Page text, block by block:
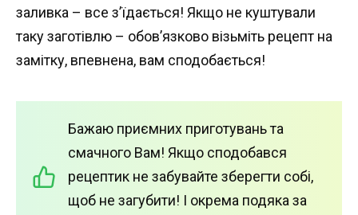
заливка – все з’їдається! Якщо не куштували
таку заготівлю – обов’язково візьміть рецепт на
замітку, впевнена, вам сподобається!
Бажаю приємних приготувань та
смачного Вам! Якщо сподобався
рецептик не забувайте зберегти собі,
щоб не загубити! І окрема подяка за